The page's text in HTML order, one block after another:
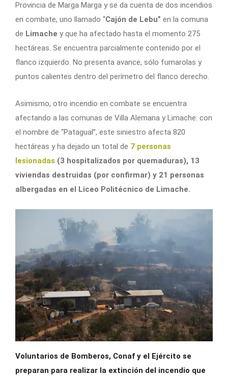
Provincia de Marga Marga y se da cuenta de dos incendios
en combate, uno llamado “Cajón de Lebu” en la comuna
de Limache y que ha afectado hasta el momento 275
hectáreas. Se encuentra parcialmente contenido por el
flanco izquierdo. No presenta avance, sólo fumarolas y
puntos calientes dentro del perímetro del flanco derecho.
Asimismo, otro incendio en combate se encuentra
afectando a las comunas de Villa Alemana y Limache: con
el nombre de “Patagual”, este siniestro afecta 820
hectáreas y ha dejado un total de 7 personas
lesionadas (3 hospitalizados por quemaduras), 13
viviendas destruidas (por confirmar) y 21 personas
albergadas en el Liceo Politécnico de Limache.
Voluntarios de Bomberos, Conaf y el Ejército se
preparan para realizar la extinción del incendio que